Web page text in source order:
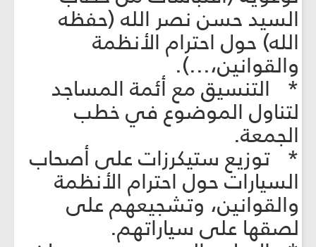
السيد حسن نصر الله (حفظه
الله) حول احترام الأنظمة
والقوانين،...).
* التنسيق مع أئمة المساجد
لتناول الموضوع في خطب
الجمعة.
* توزيع ستيكرزات على أصحاب
السيارات حول احترام الأنظمة
والقوانين، وتشجيعهم على
لصقها على سياراتهم.